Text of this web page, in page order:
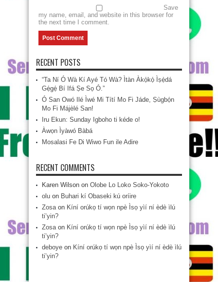
Save
my name, email, and website in this browser for
the next time I comment.
RECENT POSTS
“Ta Ní Ó Wà Kí Ayé Tó Wà? Ìtàn Àkọ́kọ́ Ìṣẹ̀dá
Gẹ́gẹ́ Bí Ifá Ṣe Sọ Ó.”
Ó San Owó Ilé Ìwé Mi Títí Mo Fi Jáde, Ṣùgbọ́n
Mo Fi Májèlé San!
Iru Ekun: Sunday Igboho ti kéde o!
Àwọn Ìyàwó Bàbá
Mosalasi Fe Di Wiwo Fun ile Adire
RECENT COMMENTS
Karen Wilson on Olobe Lo Loko Soko-Yokoto
olu on Buhari kí Obaseki kú oríire
Zosaon Kíní orúkọ tí wọn npè Ìsọ yìí ní èdè ìlú
ti’yin?
Zosaon Kíní orúkọ tí wọn npè Ìsọ yìí ní èdè ìlú
ti’yin?
deboye on Kíní orúkọ tí wọn npè Ìsọ yìí ní èdè ìlú
ti’yin?